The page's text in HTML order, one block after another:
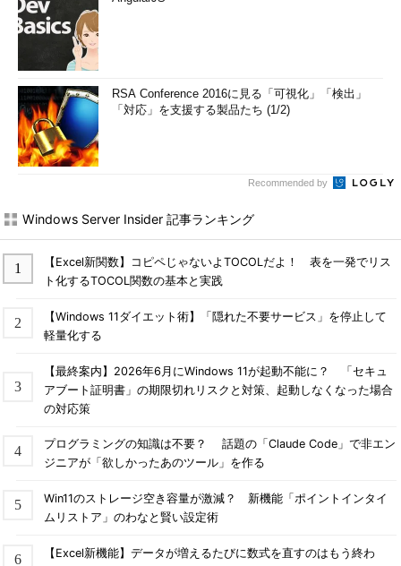
RSA Conference 2016に見る「可視化」「検出」
「対応」を支援する製品たち (1/2)
Recommended by
Windows Server Insider 記事ランキング
【Excel新関数】コピペじゃないよTOCOLだよ！ 表を一発でリス
ト化するTOCOL関数の基本と実践
【Windows 11ダイエット術】「隠れた不要サービス」を停止して
軽量化する
【最終案内】2026年6月にWindows 11が起動不能に？ 「セキュ
アブート証明書」の期限切れリスクと対策、起動しなくなった場合
の対応策
プログラミングの知識は不要？ 話題の「Claude Code」で非エン
ジニアが「欲しかったあのツール」を作る
Win11のストレージ空き容量が激減？ 新機能「ポイントインタイ
ムリストア」のわなと賢い設定術
【Excel新機能】データが増えるたびに数式を直すのはもう終わ